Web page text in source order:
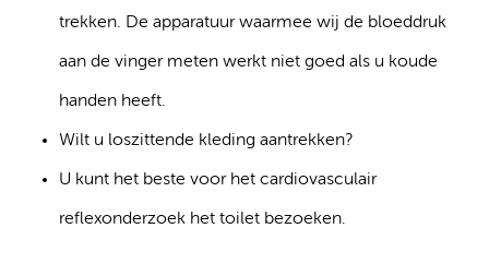
trekken. De apparatuur waarmee wij de bloeddruk
aan de vinger meten werkt niet goed als u koude
handen heeft.
Wilt u loszittende kleding aantrekken?
U kunt het beste voor het cardiovasculair
reflexonderzoek het toilet bezoeken.